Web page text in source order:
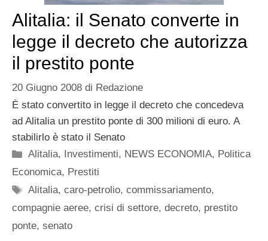
Alitalia: il Senato converte in
legge il decreto che autorizza
il prestito ponte
20 Giugno 2008 di Redazione
È stato convertito in legge il decreto che concedeva
ad Alitalia un prestito ponte di 300 milioni di euro. A
stabilirlo è stato il Senato
Categorie
Alitalia, Investimenti, NEWS ECONOMIA, Politica
Economica, Prestiti
Tag
Alitalia,caro-petrolio,commissariamento,
compagnie aeree, crisi di settore, decreto, prestito
ponte, senato